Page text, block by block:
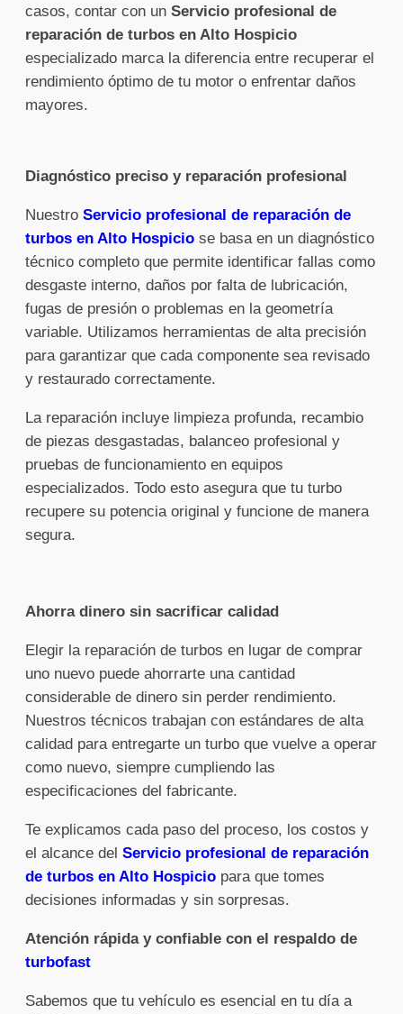
casos, contar con un Servicio profesional de
reparación de turbos en Alto Hospicio
especializado marca la diferencia entre recuperar el
rendimiento óptimo de tu motor o enfrentar daños
mayores.
Diagnóstico preciso y reparación profesional
Nuestro Servicio profesional de reparación de
turbos en Alto Hospicio se basa en un diagnóstico
técnico completo que permite identificar fallas como
desgaste interno, daños por falta de lubricación,
fugas de presión o problemas en la geometría
variable. Utilizamos herramientas de alta precisión
para garantizar que cada componente sea revisado
y restaurado correctamente.
La reparación incluye limpieza profunda, recambio
de piezas desgastadas, balanceo profesional y
pruebas de funcionamiento en equipos
especializados. Todo esto asegura que tu turbo
recupere su potencia original y funcione de manera
segura.
Ahorra dinero sin sacrificar calidad
Elegir la reparación de turbos en lugar de comprar
uno nuevo puede ahorrarte una cantidad
considerable de dinero sin perder rendimiento.
Nuestros técnicos trabajan con estándares de alta
calidad para entregarte un turbo que vuelve a operar
como nuevo, siempre cumpliendo las
especificaciones del fabricante.
Te explicamos cada paso del proceso, los costos y
el alcance del Servicio profesional de reparación
de turbos en Alto Hospicio para que tomes
decisiones informadas y sin sorpresas.
Atención rápida y confiable con el respaldo de
turbofast
Sabemos que tu vehículo es esencial en tu día a